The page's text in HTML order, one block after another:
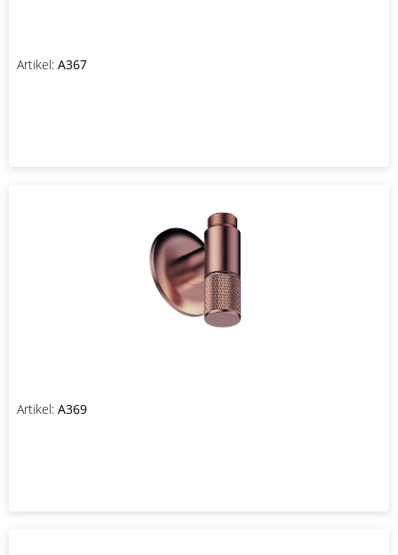
Artikel: A367
Artikel: A369